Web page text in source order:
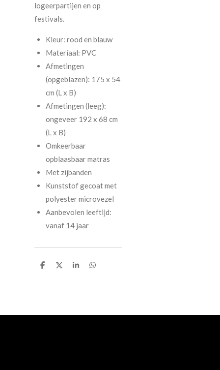
logeerpartijen en op
festivals.
Kleur: rood en blauw
Materiaal: PVC
Afmetingen
(opgeblazen): 175 x 54
cm (L x B)
Afmetingen (leeg):
ongeveer 192 x 68 cm
(L x B)
Omkeerbaar
opblaasbaar matras
Met zijbanden
Kunststof gecoat met
polyester microvezel
Aanbevolen leeftijd:
vanaf 14 jaar
D
D
S
D